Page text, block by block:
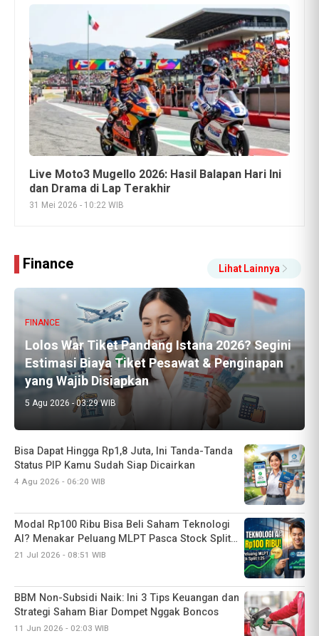
Live Moto3 Mugello 2026: Hasil Balapan Hari Ini
dan Drama di Lap Terakhir
31 Mei 2026 - 10:22 WIB
Finance Lihat Lainnya
FINANCE
Lolos War Tiket Pandang Istana 2026? Segini
Estimasi Biaya Tiket Pesawat & Penginapan
yang Wajib Disiapkan
5 Agu 2026 - 03:29 WIB
Bisa Dapat Hingga Rp1,8 Juta, Ini Tanda-Tanda
Status PIP Kamu Sudah Siap Dicairkan
4 Agu 2026 - 06:20 WIB
Modal Rp100 Ribu Bisa Beli Saham Teknologi
AI? Menakar Peluang MLPT Pasca Stock Split
1:25
21 Jul 2026 - 08:51 WIB
BBM Non-Subsidi Naik: Ini 3 Tips Keuangan dan
Strategi Saham Biar Dompet Nggak Boncos
11 Jun 2026 - 02:03 WIB